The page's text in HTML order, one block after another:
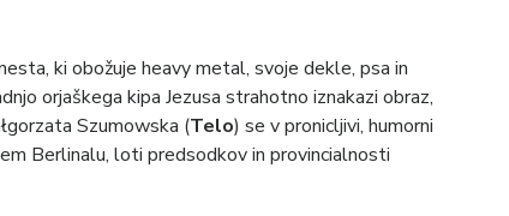
ki obožuje heavy metal, svoje dekle, psa in
orjaškega kipa Jezusa strahotno iznakazi obraz,
Szumowska (Telo) se v pronicljivi, humorni
Berlinalu, loti predsodkov in provincialnosti